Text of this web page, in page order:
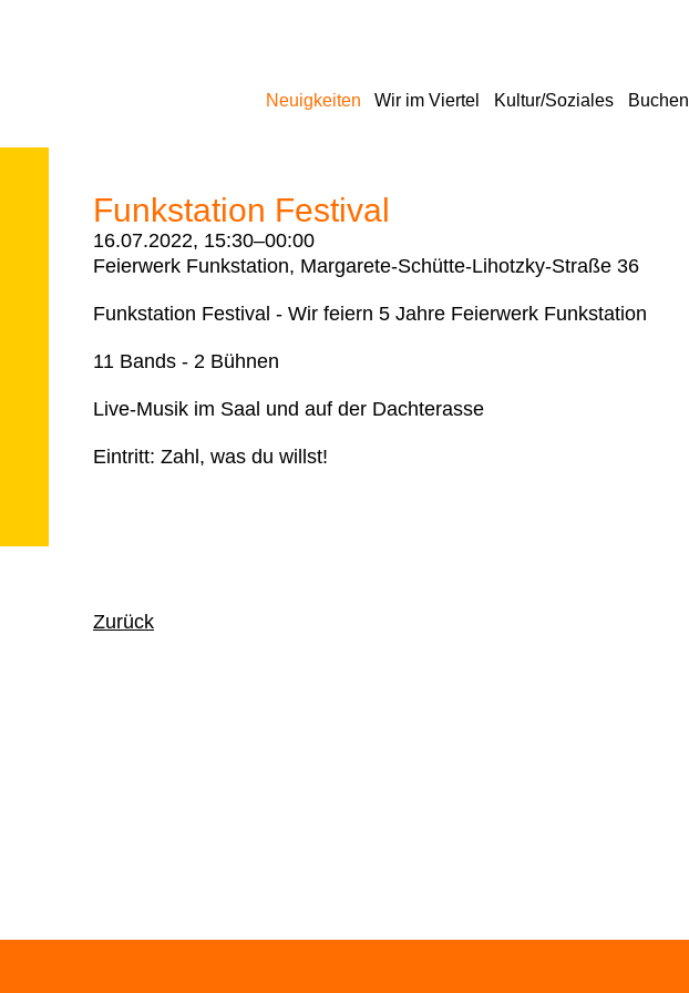
Neuigkeiten Wir im Viertel Kultur/Soziales Buchen
Funkstation Festival
16.07.2022, 15:30–00:00
Feierwerk Funkstation, Margarete-Schütte-Lihotzky-Straße 36
Funkstation Festival - Wir feiern 5 Jahre Feierwerk Funkstation
11 Bands - 2 Bühnen
Live-Musik im Saal und auf der Dachterasse
Eintritt: Zahl, was du willst!
Zurück